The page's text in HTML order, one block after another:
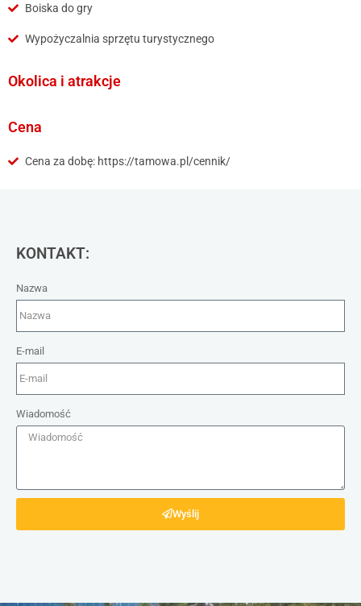
Boiska do gry
Wypożyczalnia sprzętu turystycznego
Okolica i atrakcje
Cena
Cena za dobę: https://tamowa.pl/cennik/
KONTAKT:
Nazwa
E-mail
Wiadomość
Wyślij